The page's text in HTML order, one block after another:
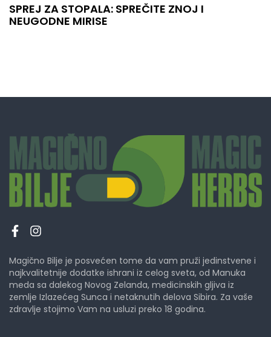
SPREJ ZA STOPALA: SPREČITE ZNOJ I
NEUGODNE MIRISE
Magično Bilje je posvećen tome da vam pruži jedinstvene i
najkvalitetnije dodatke ishrani iz celog sveta, od Manuka
meda sa dalekog Novog Zelanda, medicinskih gljiva iz
zemlje Izlazećeg Sunca i netaknutih delova Sibira. Za vaše
zdravlje stojimo Vam na usluzi preko 18 godina.